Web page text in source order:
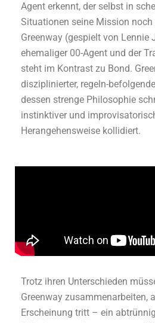
Agent erkennt, der selbst in
Situationen seine Mission
Greenway (gespielt von Lennie
ehemaliger 00-Agent und der
steht im Kontrast zu Bond.
disziplinierter, regeln-
dessen strenge Philosophie
instinktiver und
Herangehensweise kollidiert.
Trotz ihren Unterschieden
Greenway zusammenarbeiten,
Erscheinung tritt – ein